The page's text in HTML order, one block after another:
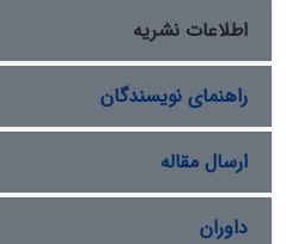
اطلاعات نشریه
راهنمای نویسندگان
ارسال مقاله
داوران